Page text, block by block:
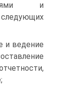
и
и ведение